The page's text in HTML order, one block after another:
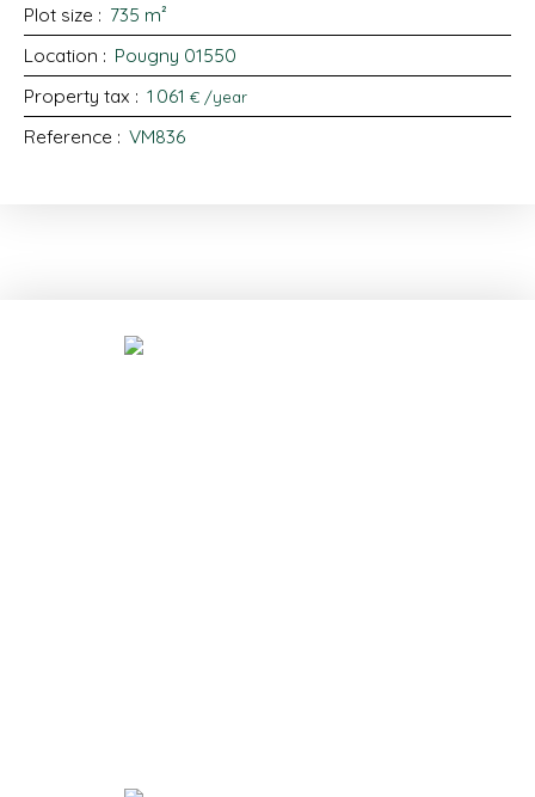
Plot size : 735 m²
Location : Pougny 01550
Property tax : 1 061 € /year
Reference : VM836